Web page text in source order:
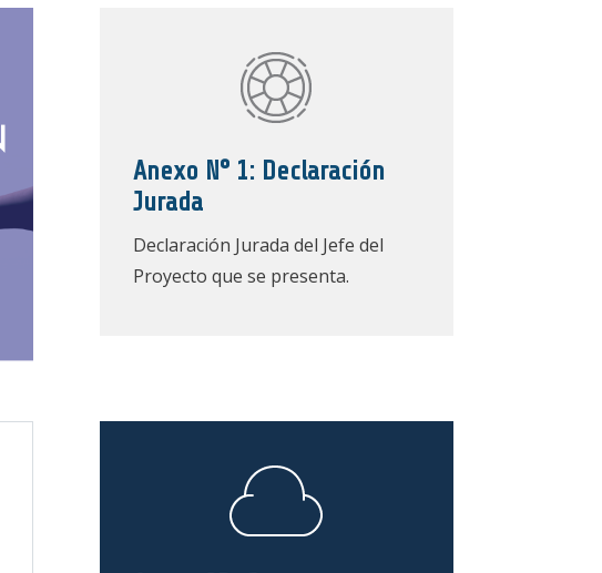
Anexo N° 1: Declaración
Jurada
Declaración Jurada del Jefe del
Proyecto que se presenta.